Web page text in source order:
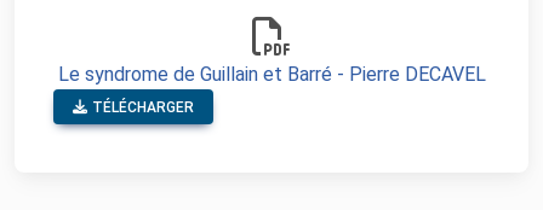
Le syndrome de Guillain et Barré - Pierre DECAVEL
TÉLÉCHARGER